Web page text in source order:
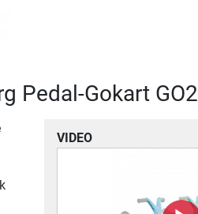
Pedal-Gokart GO2
VIDEO